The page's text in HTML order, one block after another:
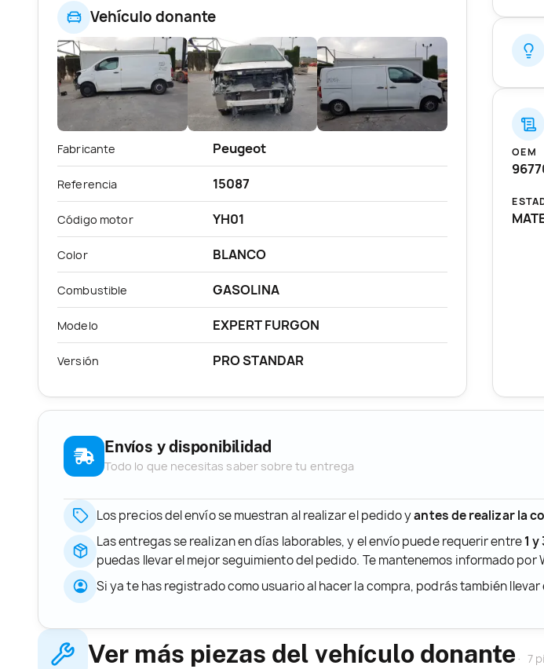
Vehículo donante
Fabricante Peugeot
Referencia 15087
Código motor YH01
Color BLANCO
Combustible GASOLINA
Modelo EXPERT FURGON
Versión PRO STANDAR
OEM
Envíos y disponibilidad
Todo lo que necesitas saber sobre tu entrega
Los precios del envío se muestran al realizar el pedido yantes de realizar la
Las entregas se realizan en días laborables, y el envío puede requerir entre1
puedas llevar el mejor seguimiento del pedido. Te mantenemos informado por
Si ya te has registrado como usuario al hacer la compra, podrás también
Ver más piezas del vehículo donante 7